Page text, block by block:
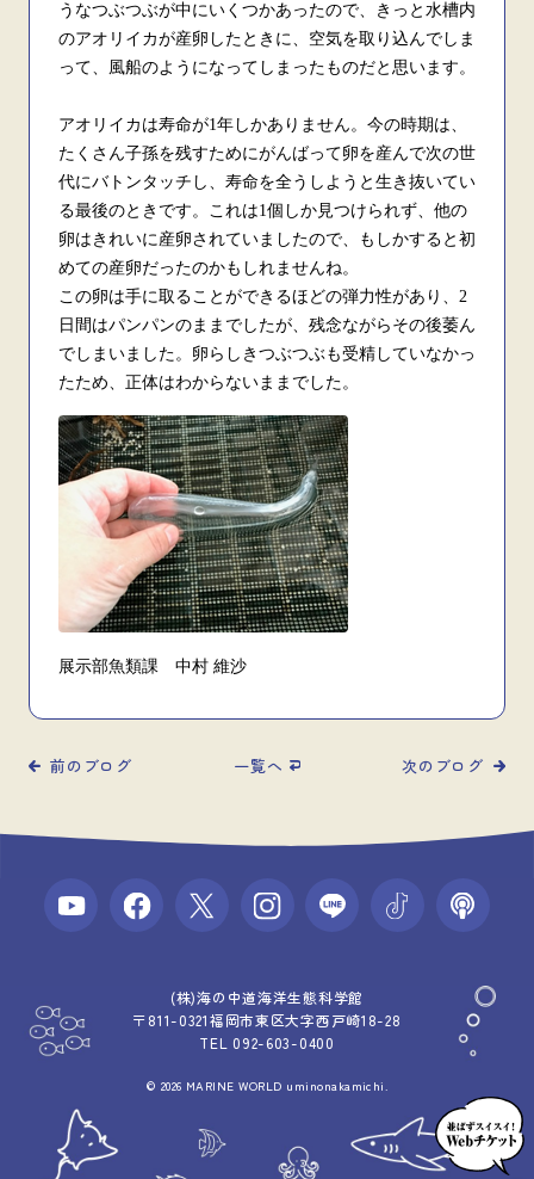
うなつぶつぶが中にいくつかあったので、きっと水槽内
のアオリイカが産卵したときに、空気を取り込んでしま
って、風船のようになってしまったものだと思います。
アオリイカは寿命が1年しかありません。今の時期は、
たくさん子孫を残すためにがんばって卵を産んで次の世
代にバトンタッチし、寿命を全うしようと生き抜いてい
る最後のときです。これは1個しか見つけられず、他の
卵はきれいに産卵されていましたので、もしかすると初
めての産卵だったのかもしれませんね。
この卵は手に取ることができるほどの弾力性があり、 2
日間はパンパンのままでしたが、残念ながらその後萎ん
でしまいました。卵らしきつぶつぶも受精していなかっ
たため、正体はわからないままでした。
展示部魚類課 中村 維沙
前のブログ 一覧へ 次のブログ
(株)海の中道海洋生態科学館
〒811-0321福岡市東区大字西戸崎18-28
TEL 092-603-0400
© 2026 MARINE WORLD uminonakamichi.